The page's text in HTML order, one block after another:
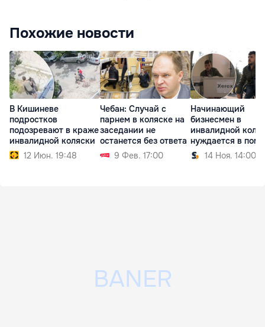
Похожие новости
В Кишиневе
подростков
подозревают в краже
инвалидной коляски
12 Июн. 19:48
Чебан: Случай с
парнем в коляске на
заседании не
останется без ответа
9 Фев. 17:00
Начинающий
бизнесмен в
инвалидной
нуждается в
14 Ноя. 14:00